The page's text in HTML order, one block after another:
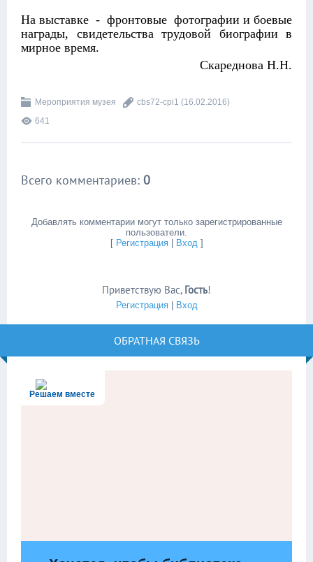
На выставке - фронтовые фотографии и боевые
награды, свидетельства трудовой биографии в
мирное время.
Скареднова Н.Н.
Мероприятия музея cbs72-cpi1 (16.02.2016)
641
Всего комментариев: 0
Добавлять комментарии могут только зарегистрированные
пользователи.
[ Регистрация| Вход]
Приветствую Вас, Гость!
Регистрация| Вход
ОБРАТНАЯ СВЯЗЬ
Решаем вместе